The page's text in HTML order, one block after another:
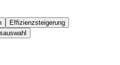
Effizienzsteigerung